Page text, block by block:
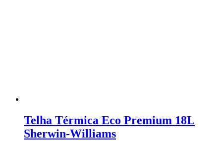
Telha Térmica Eco Premium 18L
Sherwin-Williams